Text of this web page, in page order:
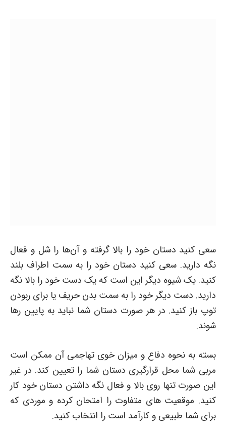
سعی کنید دستان خود را بالا گرفته و آن‌ها را شل و فعال
نگه دارید. سعی کنید دستان خود را به سمت اطراف بلند
کنید. یک شیوه دیگر این است که یک دست خود را بالا نگه
دارید. دست دیگر خود را به سمت بدن حریف یا برای ربودن
توپ باز کنید. در هر صورت دستان شما نباید به پایین رها
شوند.
بسته به نحوه دفاع و میزان خوی تهاجمی آن ممکن است
مربی شما محل قرارگیری دستان شما را تعیین کند. در غیر
این صورت تنها روی بالا و فعال نگه داشتن دستان خود کار
کنید. موقعیت های متفاوت را امتحان کرده و موردی که
برای شما طبیعی و کارآمد است را انتخاب کنید.